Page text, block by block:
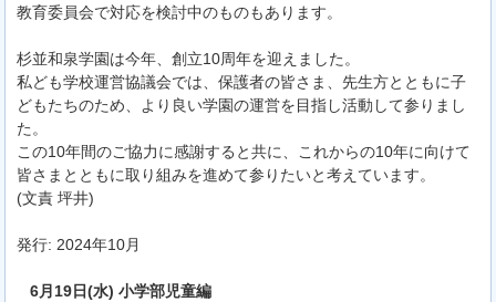
教育委員会で対応を検討中のものもあります。
杉並和泉学園は今年、創立10周年を迎えました。
私ども学校運営協議会では、保護者の皆さま、先生方とともに子
どもたちのため、より良い学園の運営を目指し活動して参りまし
た。
この10年間のご協力に感謝すると共に、これからの10年に向けて
皆さまとともに取り組みを進めて参りたいと考えています。
(文責 坪井)
発行: 2024年10月
6月19日(水) 小学部児童編